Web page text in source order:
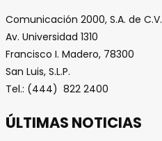
Comunicación 2000, S.A. de C.V.
Av. Universidad 1310
Francisco I. Madero, 78300
San Luis, S.L.P.
Tel.: (444) 822 2400
ÚLTIMAS NOTICIAS